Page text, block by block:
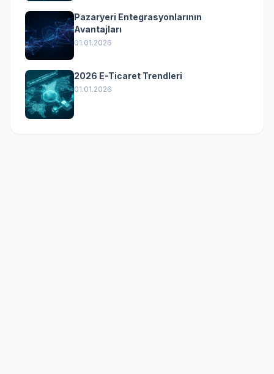
Pazaryeri Entegrasyonlarının
Avantajları
01.01.2026
2026 E-Ticaret Trendleri
01.01.2026